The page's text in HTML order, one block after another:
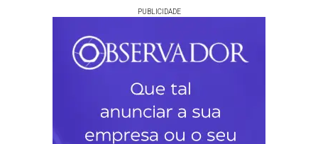
PUBLICIDADE